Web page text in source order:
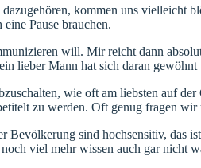
kommen uns vielleicht
Pause brauchen.
will. Mir reicht dann
lieber Mann hat sich daran gewöhnt
wie oft am liebsten auf
zu werden. Oft genug fragen
sind hochsensitiv, das
viel mehr wissen auch gar nicht